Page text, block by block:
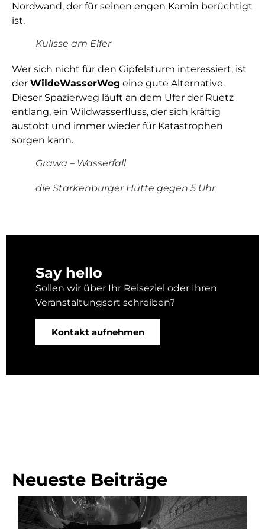
Nordwand, der für seinen engen Kamin berüchtigt
ist.
Kulisse am Elfer
Wer sich nicht für den Gipfelsturm interessiert, ist
der WildeWasserWeg eine gute Alternative.
Dieser Spazierweg läuft an dem Ufer der Ruetz
entlang, ein Wildwasserfluss, der sich kräftig
austobt und immer wieder für Katastrophen
sorgen kann.
Grawa – Wasserfall
die Starkenburger Hütte gegen 5 Uhr
Say hello
Sollen wir über Ihr Reiseziel oder Ihren
Veranstaltungsort schreiben?
Kontakt aufnehmen
Neueste Beiträge